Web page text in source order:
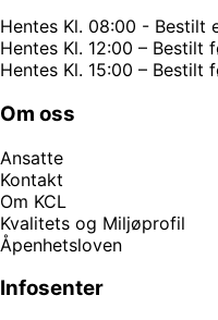
Hentes Kl. 08:00 - Bestilt
Hentes Kl. 12:00 – Bestilt
Hentes Kl. 15:00 – Bestilt
Om oss
Ansatte
Kontakt
Om KCL
Kvalitets og Miljøprofil
Åpenhetsloven
Infosenter